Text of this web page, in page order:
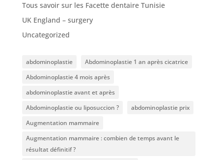
Tous savoir sur les Facette dentaire Tunisie
UK England – surgery
Uncategorized
abdominoplastie
Abdominoplastie 1 an après cicatrice
Abdominoplastie 4 mois après
abdominoplastie avant et après
Abdominoplastie ou liposuccion ?
abdominoplastie prix
Augmentation mammaire
Augmentation mammaire : combien de temps avant le
résultat définitif ?